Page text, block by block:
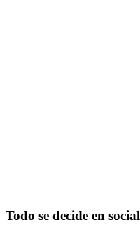
Todo se decide en social